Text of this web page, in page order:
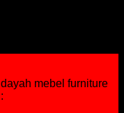
mebel furniture